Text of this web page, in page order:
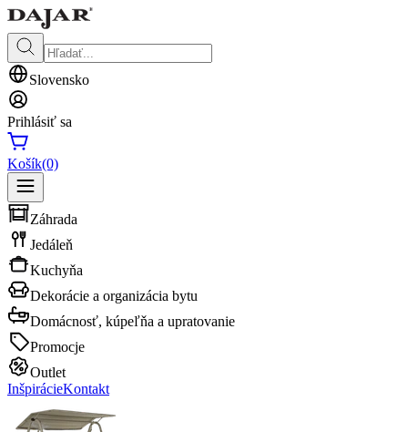
Slovensko
Prihlásiť sa
Košík(0)
Záhrada
Jedáleň
Kuchyňa
Dekorácie a organizácia bytu
Domácnosť, kúpeľňa a upratovanie
Promocje
Outlet
InšpirácieKontakt